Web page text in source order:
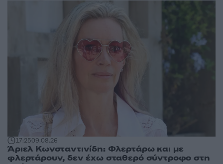
17:2509.08.26
Άριελ Κωνσταντινίδη: Φλερτάρω και με
φλερτάρουν, δεν έχω σταθερό σύντροφο στη